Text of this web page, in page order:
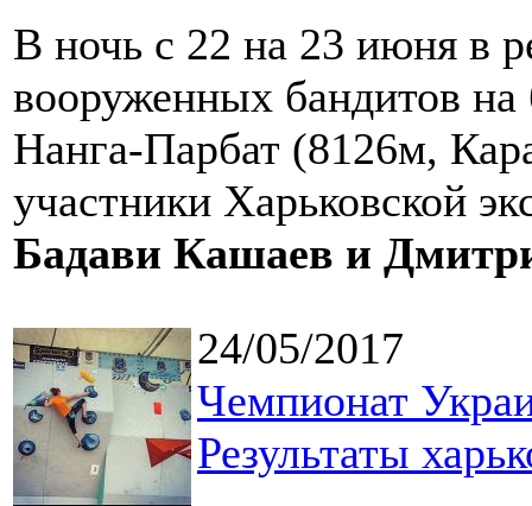
В ночь с 22 на 23 июня в
вооруженных бандитов
Нанга-Парбат (8126м,
участники Харьковской
Бадави Кашаев и
24/05/2017
Чемпионат
Результаты